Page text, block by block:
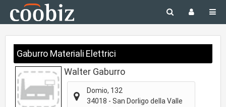
Gaburro Materiali Elettrici
Walter Gaburro
Domio, 132
34018 - San Dorligo della Valle